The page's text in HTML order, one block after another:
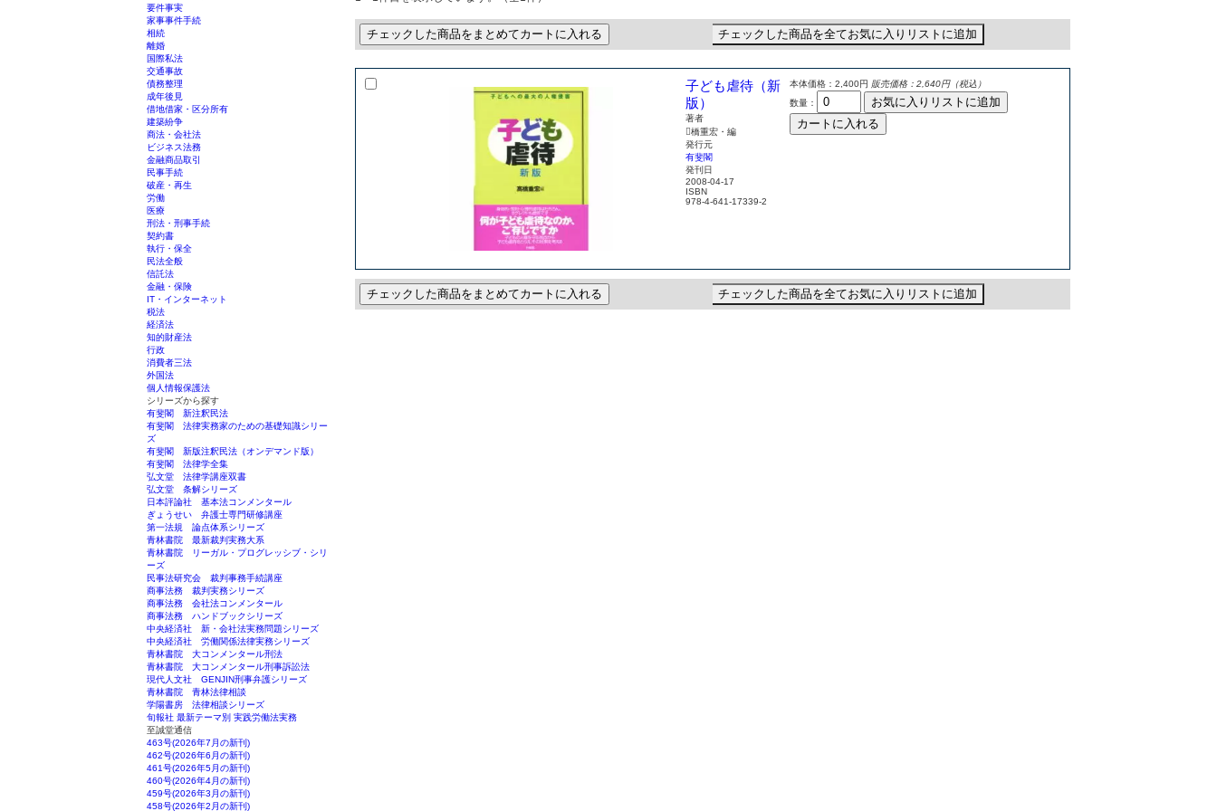
チェックした商品をまとめてカートに入れる チェックした商品を全てお気に入りリストに追加
子ども虐待（新
版）
著者
橋重宏・編
発行元
有斐閣
発刊日
2008-04-17
ISBN
978-4-641-17339-2
本体価格：2,400円 販売価格：2,640円（税込）
数量：
お気に入りリストに追加
カートに入れる
チェックした商品をまとめてカートに入れる チェックした商品を全てお気に入りリストに追加
要件事実
家事事件手続
相続
離婚
国際私法
交通事故
債務整理
成年後見
借地借家・区分所有
建築紛争
商法・会社法
ビジネス法務
金融商品取引
民事手続
破産・再生
労働
医療
刑法・刑事手続
契約書
執行・保全
民法全般
信託法
金融・保険
IT・インターネット
税法
経済法
知的財産法
行政
消費者三法
外国法
個人情報保護法
シリーズから探す
有斐閣 新注釈民法
有斐閣 法律実務家のための基礎知識シリー
ズ
有斐閣 新版注釈民法（オンデマンド版）
有斐閣 法律学全集
弘文堂 法律学講座双書
弘文堂 条解シリーズ
日本評論社 基本法コンメンタール
ぎょうせい 弁護士専門研修講座
第一法規 論点体系シリーズ
青林書院 最新裁判実務大系
青林書院 リーガル・プログレッシブ・シリ
ーズ
民事法研究会 裁判事務手続講座
商事法務 裁判実務シリーズ
商事法務 会社法コンメンタール
商事法務 ハンドブックシリーズ
中央経済社 新・会社法実務問題シリーズ
中央経済社 労働関係法律実務シリーズ
青林書院 大コンメンタール刑法
青林書院 大コンメンタール刑事訴訟法
現代人文社 GENJIN刑事弁護シリーズ
青林書院 青林法律相談
学陽書房 法律相談シリーズ
旬報社 最新テーマ別 実践労働法実務
至誠堂通信
463号(2026年7月の新刊)
462号(2026年6月の新刊)
461号(2026年5月の新刊)
460号(2026年4月の新刊)
459号(2026年3月の新刊)
458号(2026年2月の新刊)